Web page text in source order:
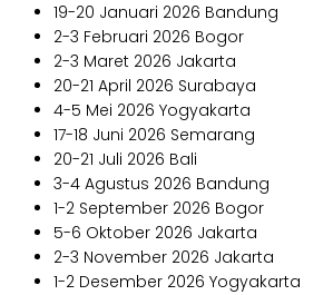
19-20 Januari 2026 Bandung
2-3 Februari 2026 Bogor
2-3 Maret 2026 Jakarta
20-21 April 2026 Surabaya
4-5 Mei 2026 Yogyakarta
17-18 Juni 2026 Semarang
20-21 Juli 2026 Bali
3-4 Agustus 2026 Bandung
1-2 September 2026 Bogor
5-6 Oktober 2026 Jakarta
2-3 November 2026 Jakarta
1-2 Desember 2026 Yogyakarta